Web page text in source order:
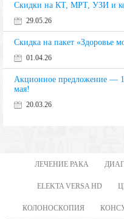
Скидки на КТ, МРТ, УЗИ и
29.05.26
Скидка на пакет «Здоровье
01.04.26
Акционное предложение —
мая!
20.03.26
ЛЕЧЕНИЕ РАКА
ELEKTA VERSA HD
КОЛОНОСКОПИЯ